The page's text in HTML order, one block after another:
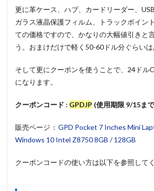
更に革ケース、ハブ、カードリーダー、
ガラス液晶保護フィルム、トラックポイン
ての価格ですので、かなりの大幅値引きと
う。おまけだけで軽く50-60ドル分ぐらいは
そして更にクーポンを使うことで、24ドル
になります。
クーポンコード : GPDJP (使用期限 9/15ま
販売ページ : GPD Pocket 7 Inches Mini
Windows 10 Intel Z8750 8GB / 128GB
クーポンコードの使い方は以下を参照してく